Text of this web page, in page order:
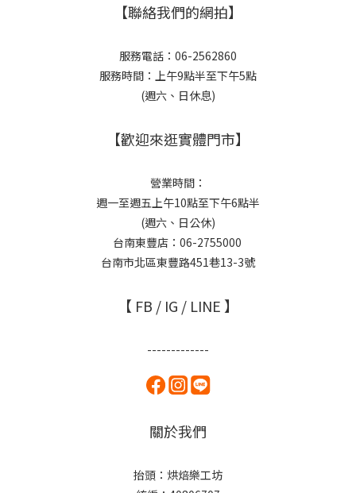
【聯絡我們的網拍】
服務電話：06-2562860
服務時間：上午9點半至下午5點
(週六、日休息)
【歡迎來逛實體門市】
營業時間：
週一至週五上午10點至下午6點半
(週六、日公休)
台南東豐店：06-2755000
台南市北區東豐路451巷13-3號
【 FB / IG / LINE 】
-------------
關於我們
抬頭：烘焙樂工坊